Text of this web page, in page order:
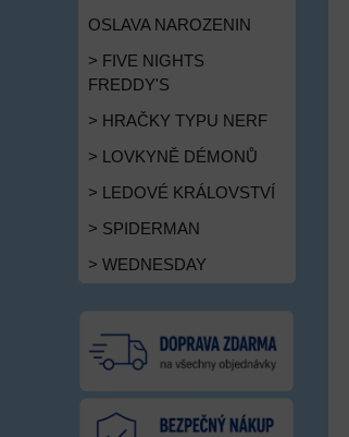
OSLAVA NAROZENIN
> FIVE NIGHTS
FREDDY'S
> HRAČKY TYPU NERF
> LOVKYNĚ DÉMONŮ
> LEDOVÉ KRÁLOVSTVÍ
> SPIDERMAN
> WEDNESDAY